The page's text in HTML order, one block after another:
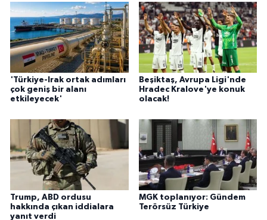
'Türkiye-Irak ortak adımları
çok geniş bir alanı
etkileyecek'
Beşiktaş, Avrupa Ligi'nde
Hradec Kralove'ye konuk
olacak!
Trump, ABD ordusu
hakkında çıkan iddialara
yanıt verdi
MGK toplanıyor: Gündem
Terörsüz Türkiye